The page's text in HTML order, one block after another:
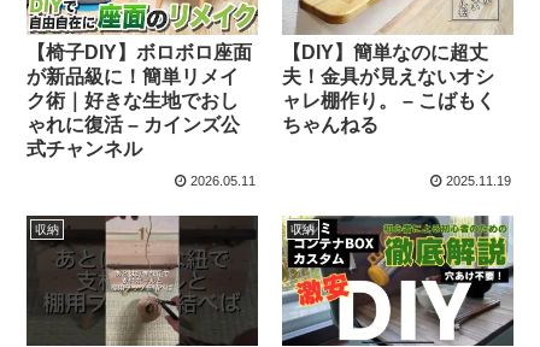
【椅子DIY】ボロボロ座面
が新品級に！簡単リメイ
ク術｜好きな生地でおし
ゃれに復活 – カインズ公
式チャンネル
2026.05.11
【DIY】簡単なのに超丈
夫！金具が見えないオシ
ャレ棚作り。 – こばもく
ちゃんねる
2025.11.19
収納 収納